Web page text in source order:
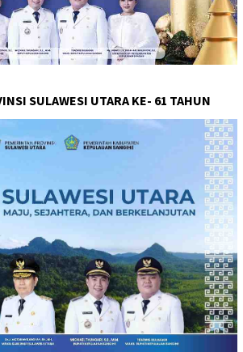
SULAWESI UTARA KE- 61 TAHUN